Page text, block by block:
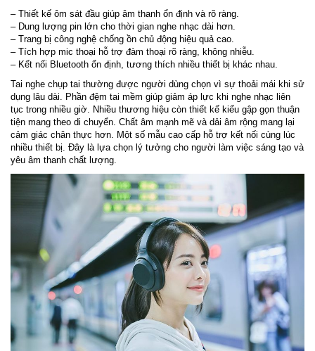
– Thiết kế ôm sát đầu giúp âm thanh ổn định và rõ ràng.
– Dung lượng pin lớn cho thời gian nghe nhạc dài hơn.
– Trang bị công nghệ chống ồn chủ động hiệu quả cao.
– Tích hợp mic thoại hỗ trợ đàm thoại rõ ràng, không nhiễu.
– Kết nối Bluetooth ổn định, tương thích nhiều thiết bị khác nhau.
Tai nghe chụp tai thường được người dùng chọn vì sự thoải mái khi sử
dụng lâu dài. Phần đệm tai mềm giúp giảm áp lực khi nghe nhạc liên
tục trong nhiều giờ. Nhiều thương hiệu còn thiết kế kiểu gập gọn thuận
tiện mang theo di chuyển. Chất âm mạnh mẽ và dải âm rộng mang lại
cảm giác chân thực hơn. Một số mẫu cao cấp hỗ trợ kết nối cùng lúc
nhiều thiết bị. Đây là lựa chọn lý tưởng cho người làm việc sáng tạo và
yêu âm thanh chất lượng.